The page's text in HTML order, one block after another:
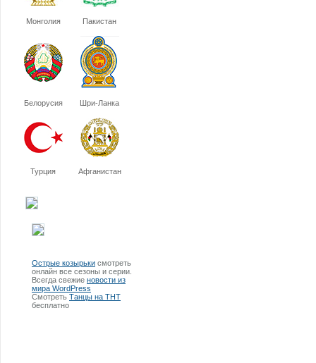
Монголия Пакистан
Белорусия Шри-Ланка
Турция Афганистан
Острые козырьки смотреть
онлайн все сезоны и серии.
Всегда свежие новости из
мира WordPress
Смотреть Танцы на ТНТ
бесплатно